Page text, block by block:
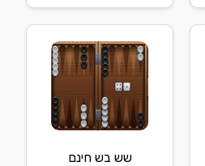
שש בש חינם